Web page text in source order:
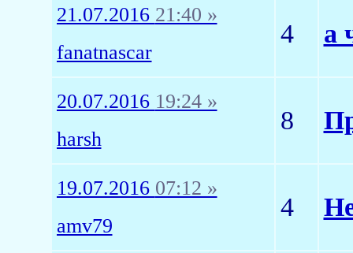
21.07.2016 21:40 »
fanatnascar
4 а
20.07.2016 19:24 »
harsh
8
19.07.2016 07:12 »
amv79
4